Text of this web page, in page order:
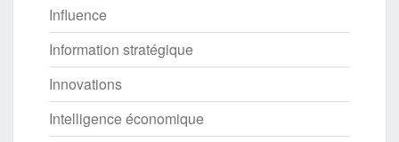
Influence
Information stratégique
Innovations
Intelligence économique